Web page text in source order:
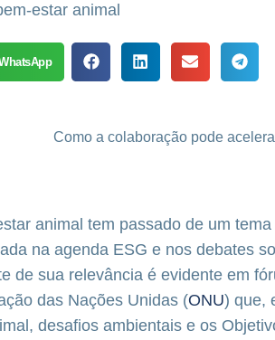
estar animal
animal tem passado de um
na agenda ESG e nos debates
de sua relevância é evidente em
das Nações Unidas (ONU) que,
desafios ambientais e os